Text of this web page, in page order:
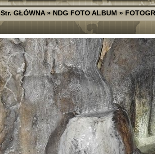
Str. GŁÓWNA»NDG FOTO ALBUM»